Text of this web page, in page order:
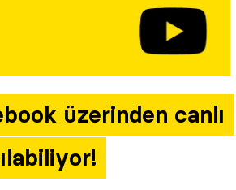
üzerinden canlı